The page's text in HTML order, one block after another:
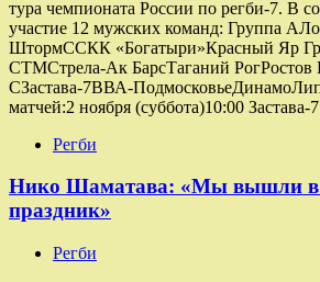
тура чемпионата России по регби-7. В
участие 12 мужских команд: Группа
ШтормССКК «Богатыри»Красный Яр
СТМСтрела-Ак БарсТаганий РогРостов
СЗастава-7ВВА-
матчей:2 ноября (суббота)10:00
Регби
Нико Шаматава: «Мы вышли в
праздник»
Регби